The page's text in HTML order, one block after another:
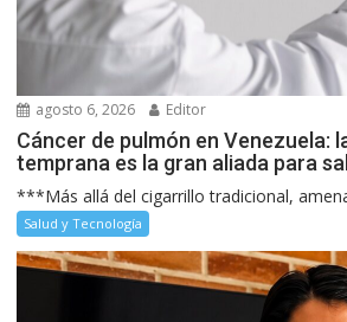
agosto 6, 2026 Editor
Cáncer de pulmón en Venezuela:
temprana es la gran aliada para
***Más allá del cigarrillo tradicional,
Salud y Tecnología